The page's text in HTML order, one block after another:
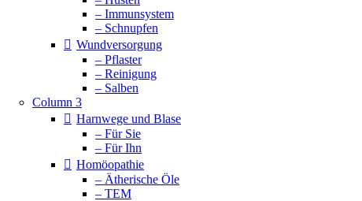
– Immunsystem
– Schnupfen
Wundversorgung
– Pflaster
– Reinigung
– Salben
Column 3
Harnwege und Blase
– Für Sie
– Für Ihn
Homöopathie
– Ätherische Öle
– TEM